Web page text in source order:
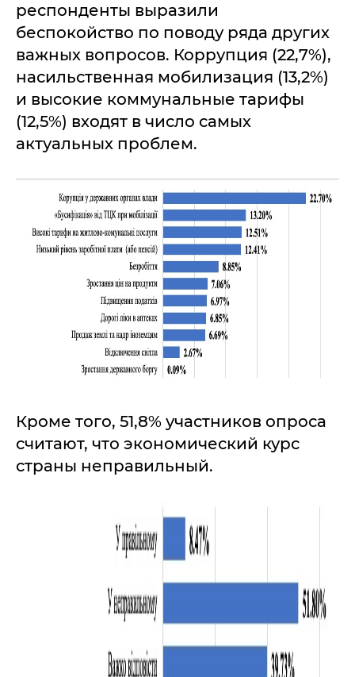
респонденты выразили
беспокойство по поводу ряда других
важных вопросов. Коррупция (22,7%),
насильственная мобилизация (13,2%)
и высокие коммунальные тарифы
(12,5%) входят в число самых
актуальных проблем.
Кроме того, 51,8% участников опроса
считают, что экономический курс
страны неправильный.